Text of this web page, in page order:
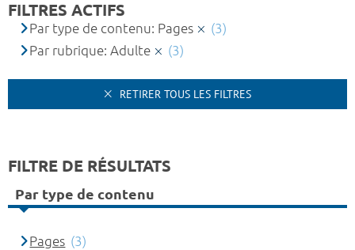
FILTRES ACTIFS
Par type de contenu: Pages
(3)
Par rubrique: Adulte
(3)
RETIRER TOUS LES FILTRES
FILTRE DE RÉSULTATS
Par type de contenu
Pages (3)